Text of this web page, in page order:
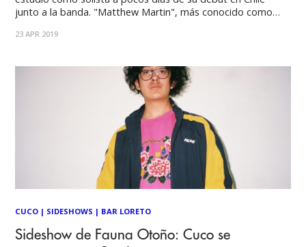
junto a la banda. "Matthew Martin", más conocido como
e ilustrador estadounidense; participe de diversos proyectos
23 APR 2019
CUCO | SIDESHOWS | BAR LORETO
Sideshow de Fauna Otoño: Cuco se